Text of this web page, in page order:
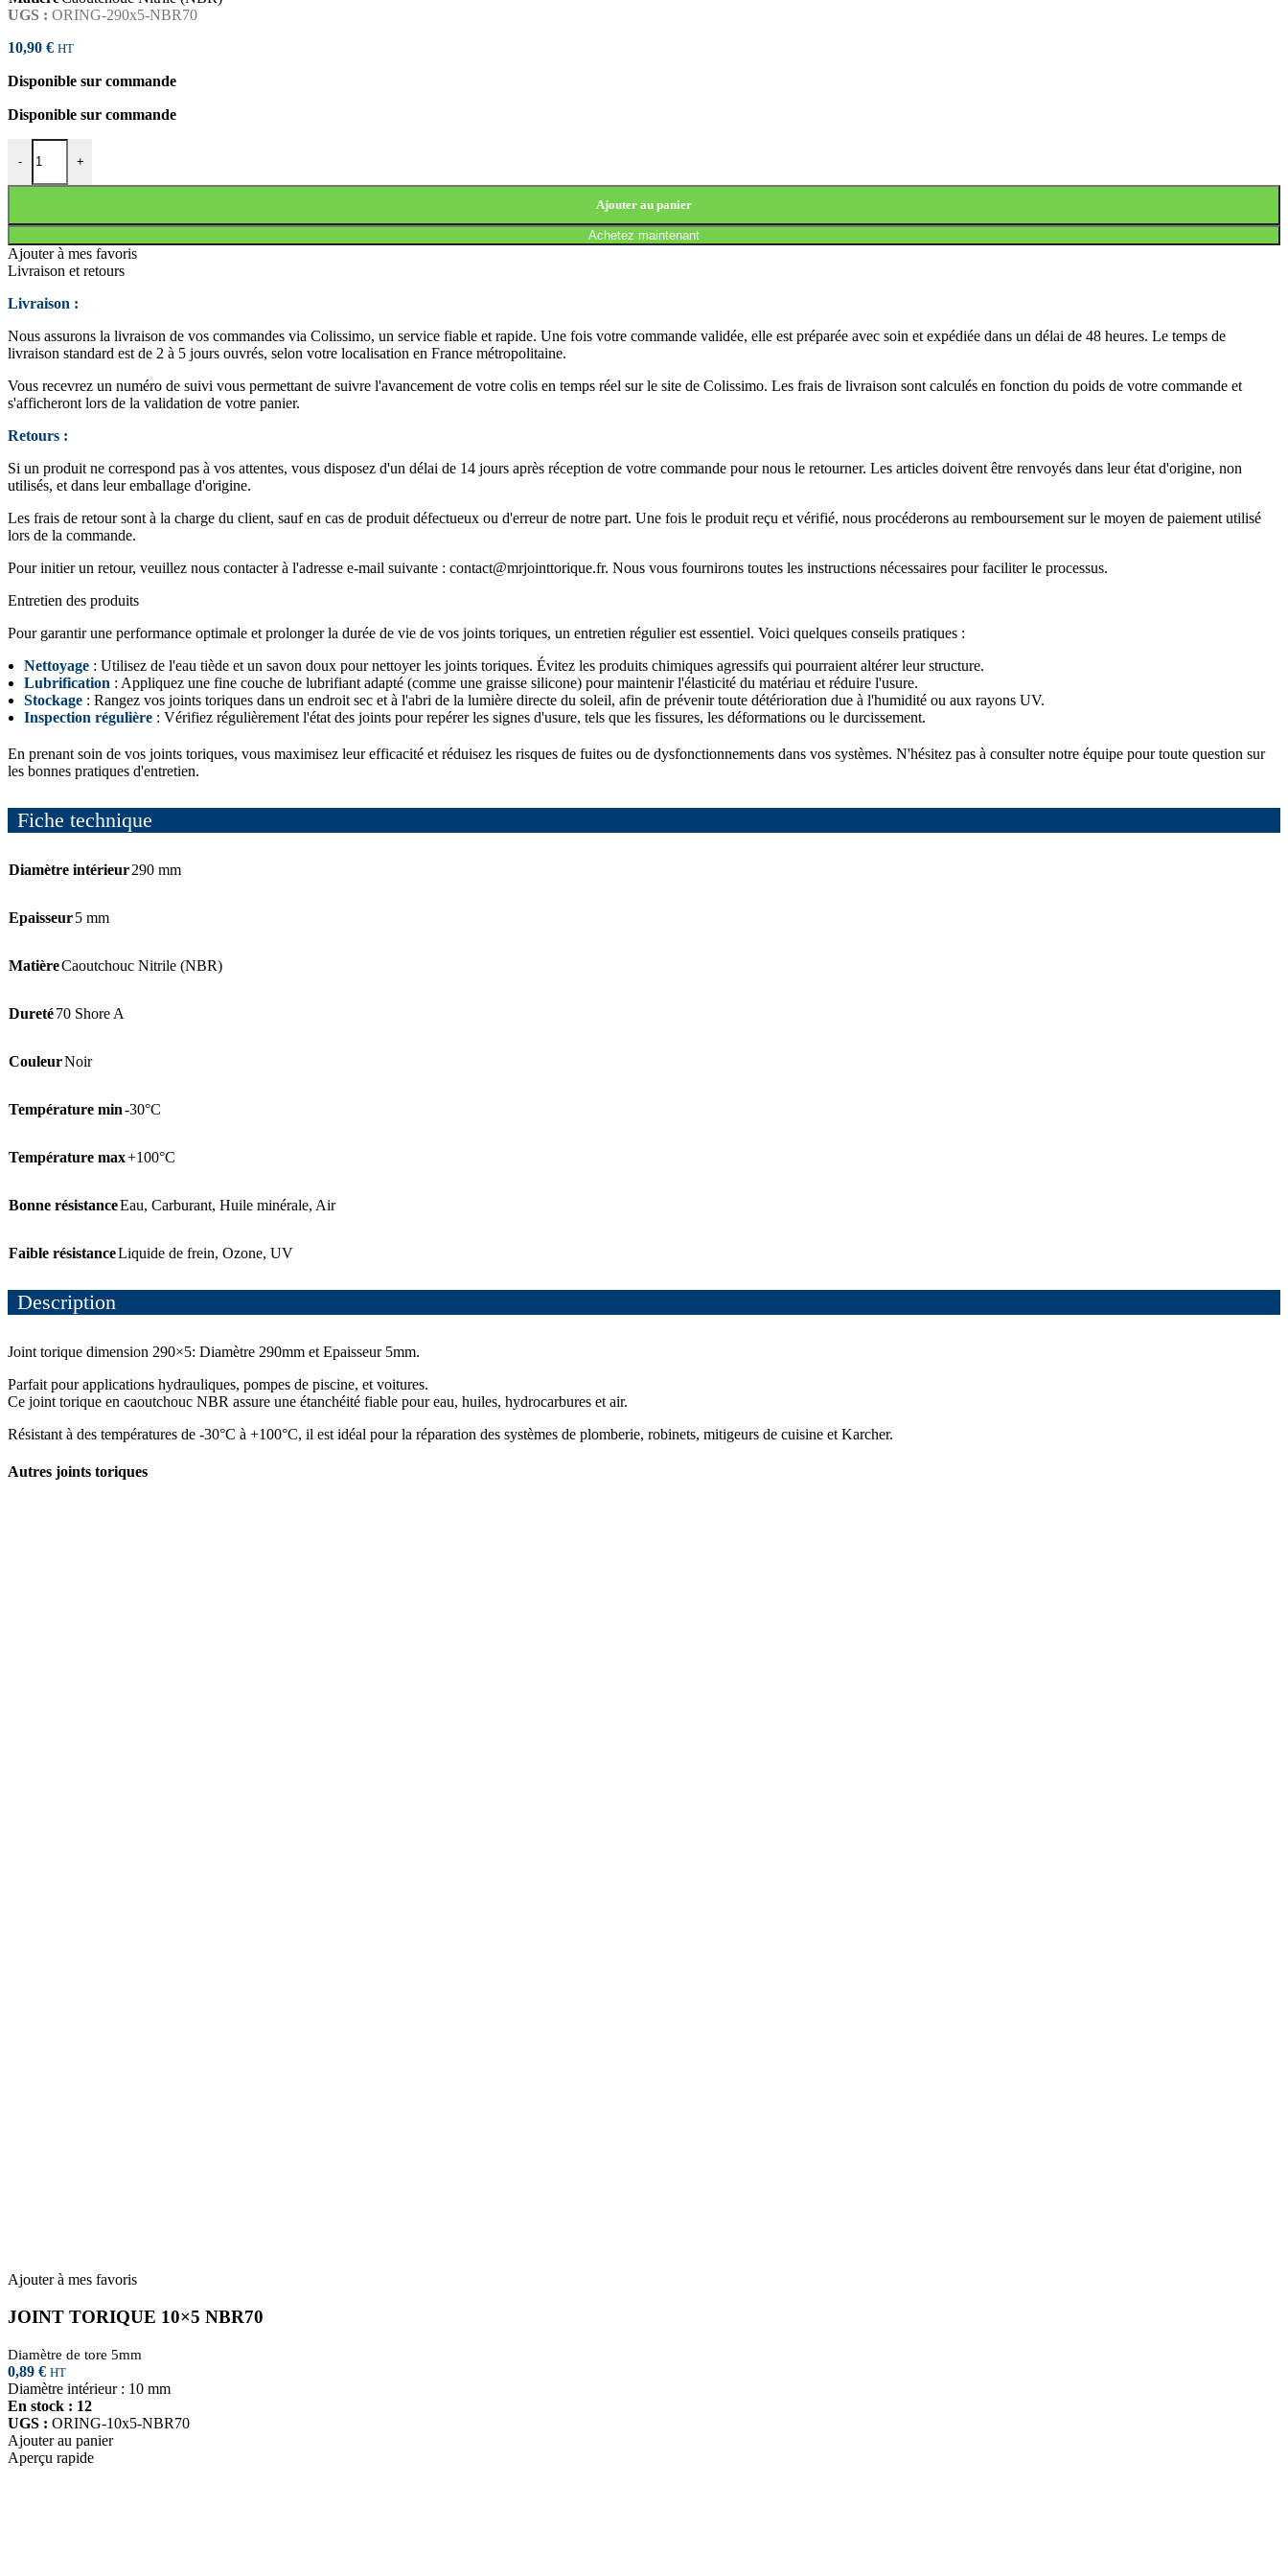
UGS : ORING-290x5-NBR70
10,90 € HT
Disponible sur commande
Disponible sur commande
-
quantité de JOINT TORIQUE 290x5 NBR70
+
Ajouter au panier
Achetez maintenant
Ajouter à mes favoris
Livraison et retours
Livraison :
Nous assurons la livraison de vos commandes via Colissimo, un service fiable et rapide. Une fois votre commande validée, elle est préparée avec soin et expédiée dans un délai de 48 heures. Le temps de
livraison standard est de 2 à 5 jours ouvrés, selon votre localisation en France métropolitaine.
Vous recevrez un numéro de suivi vous permettant de suivre l'avancement de votre colis en temps réel sur le site de Colissimo. Les frais de livraison sont calculés en fonction du poids de votre commande et
s'afficheront lors de la validation de votre panier.
Retours :
Si un produit ne correspond pas à vos attentes, vous disposez d'un délai de 14 jours après réception de votre commande pour nous le retourner. Les articles doivent être renvoyés dans leur état d'origine, non
utilisés, et dans leur emballage d'origine.
Les frais de retour sont à la charge du client, sauf en cas de produit défectueux ou d'erreur de notre part. Une fois le produit reçu et vérifié, nous procéderons au remboursement sur le moyen de paiement utilisé
lors de la commande.
Pour initier un retour, veuillez nous contacter à l'adresse e-mail suivante : contact@mrjointtorique.fr. Nous vous fournirons toutes les instructions nécessaires pour faciliter le processus.
Entretien des produits
Pour garantir une performance optimale et prolonger la durée de vie de vos joints toriques, un entretien régulier est essentiel. Voici quelques conseils pratiques :
Nettoyage : Utilisez de l'eau tiède et un savon doux pour nettoyer les joints toriques. Évitez les produits chimiques agressifs qui pourraient altérer leur structure.
Lubrification : Appliquez une fine couche de lubrifiant adapté (comme une graisse silicone) pour maintenir l'élasticité du matériau et réduire l'usure.
Stockage : Rangez vos joints toriques dans un endroit sec et à l'abri de la lumière directe du soleil, afin de prévenir toute détérioration due à l'humidité ou aux rayons UV.
Inspection régulière : Vérifiez régulièrement l'état des joints pour repérer les signes d'usure, tels que les fissures, les déformations ou le durcissement.
En prenant soin de vos joints toriques, vous maximisez leur efficacité et réduisez les risques de fuites ou de dysfonctionnements dans vos systèmes. N'hésitez pas à consulter notre équipe pour toute question sur
les bonnes pratiques d'entretien.
Fiche technique
Diamètre intérieur290 mm
Epaisseur5 mm
MatièreCaoutchouc Nitrile (NBR)
Dureté70 Shore A
CouleurNoir
Température min-30°C
Température max+100°C
Bonne résistanceEau, Carburant, Huile minérale, Air
Faible résistanceLiquide de frein, Ozone, UV
Description
Joint torique dimension 290×5: Diamètre 290mm et Epaisseur 5mm.
Parfait pour applications hydrauliques, pompes de piscine, et voitures.
Ce joint torique en caoutchouc NBR assure une étanchéité fiable pour eau, huiles, hydrocarbures et air.
Résistant à des températures de -30°C à +100°C, il est idéal pour la réparation des systèmes de plomberie, robinets, mitigeurs de cuisine et Karcher.
Autres joints toriques
Ajouter à mes favoris
JOINT TORIQUE 10×5 NBR70
Diamètre de tore 5mm
0,89 € HT
Diamètre intérieur : 10 mm
En stock : 12
UGS : ORING-10x5-NBR70
Ajouter au panier
Aperçu rapide